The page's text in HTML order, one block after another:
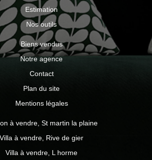
Estimation
Nos outils
Biens vendus
Notre agence
Contact
Plan du site
Mentions légales
à vendre, St martin la plaine
Villa à vendre, Rive de gier
Villa à vendre, L horme